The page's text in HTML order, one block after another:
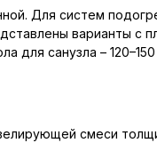
Для систем
варианты с
для санузла –
смеси